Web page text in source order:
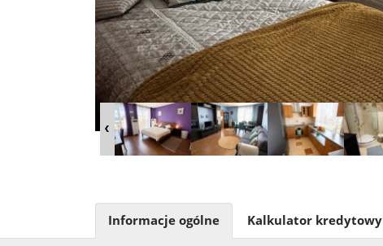
Informacje ogólne Kalkulator kredytowy